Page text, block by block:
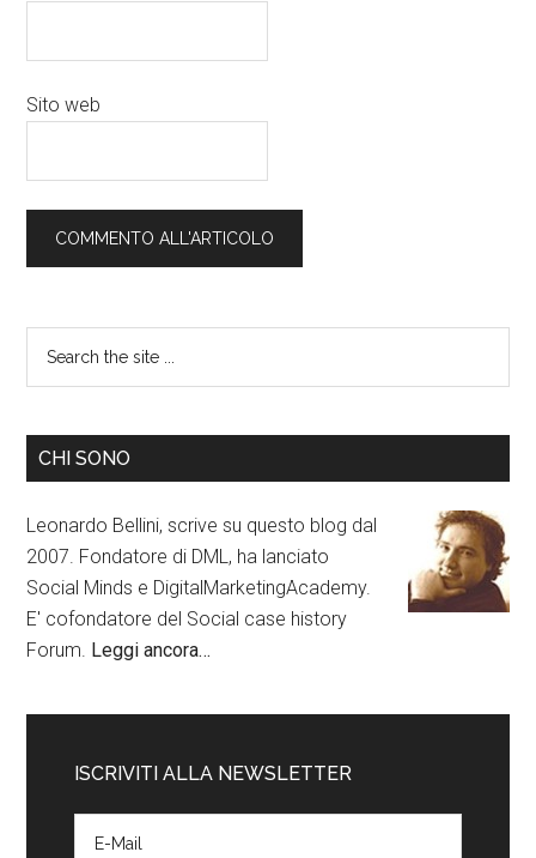
Sito web
CHI SONO
Leonardo Bellini, scrive su questo blog dal
2007. Fondatore di DML, ha lanciato
Social Minds e DigitalMarketingAcademy.
E' cofondatore del Social case history
Forum. Leggi ancora…
ISCRIVITI ALLA NEWSLETTER